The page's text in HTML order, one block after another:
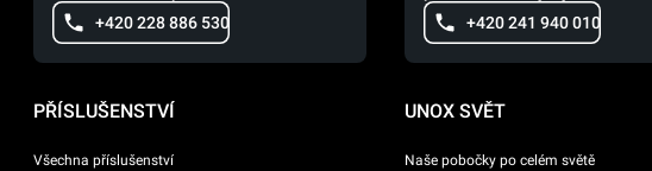
+420 228 886 530
+420 241 940 010
PŘÍSLUŠENSTVÍ
Všechna příslušenství
UNOX SVĚT
Naše pobočky po celém světě